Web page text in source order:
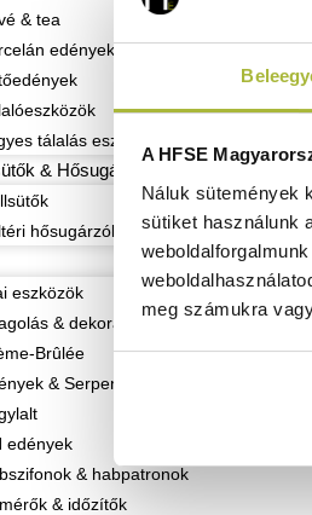
A HFSE
Náluk sütemények
sütiket használunk
meg számukra
& tea
edények
tálalás eszközök
& Hősugárzók
hősugárzók
eszközök
& dekorálás
Brûlée
& Serpenyők
edények
& habpatronok
& időzítők